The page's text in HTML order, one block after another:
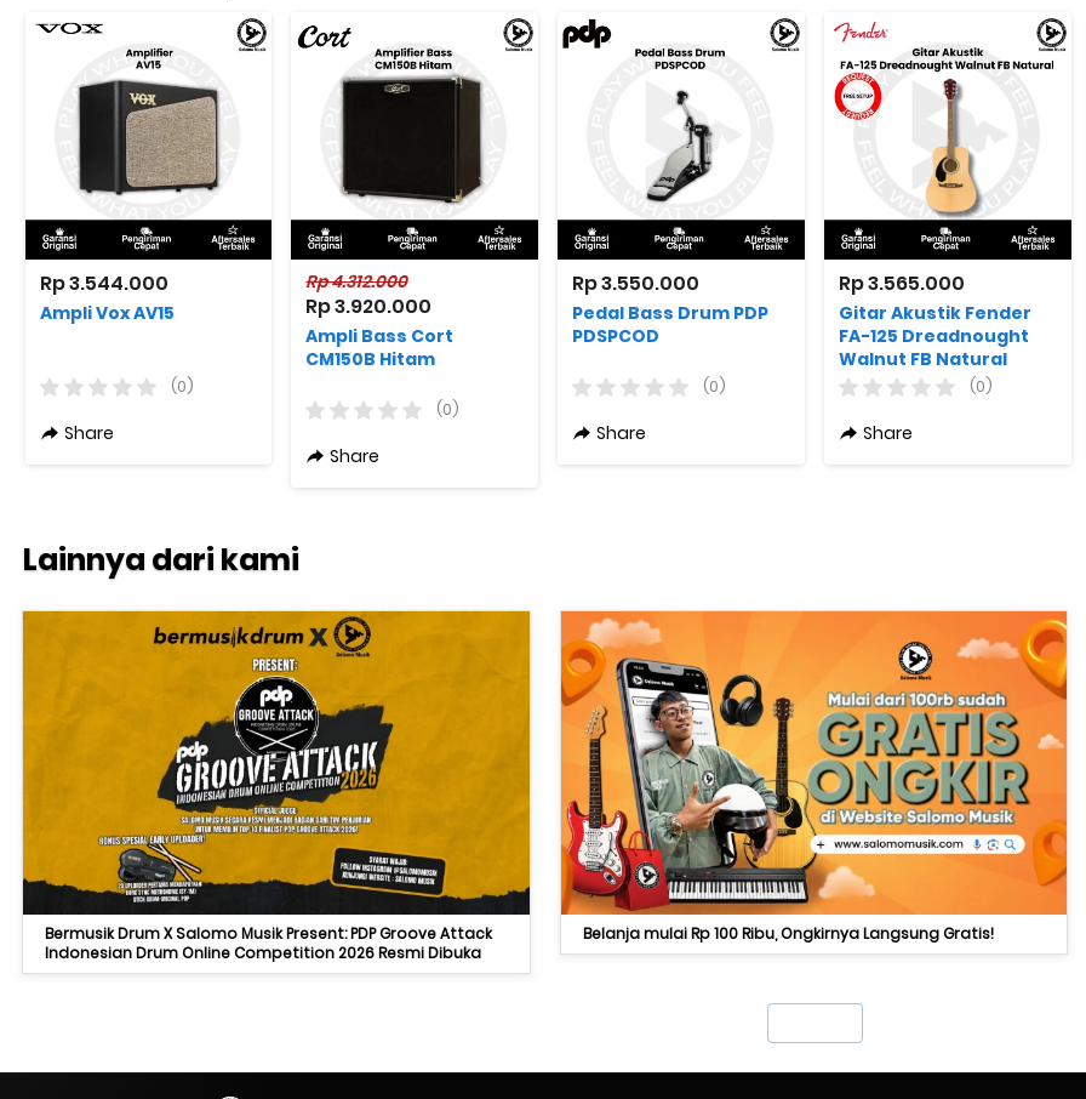
Rp 3.544.000
Ampli Vox AV15
(0)
Share
Rp 4.312.000
Rp 3.920.000
Ampli Bass Cort
CM150B Hitam
(0)
Share
Rp 3.550.000
Pedal Bass Drum PDP
PDSPCOD
(0)
Share
Rp 3.565.000
Gitar Akustik Fender
FA-125 Dreadnought
Walnut FB Natural
(0)
Share
Lainnya dari kami
Bermusik Drum X Salomo Musik Present: PDP Groove Attack
Indonesian Drum Online Competition 2026 Resmi Dibuka
Belanja mulai Rp 100 Ribu, Ongkirnya Langsung Gratis!